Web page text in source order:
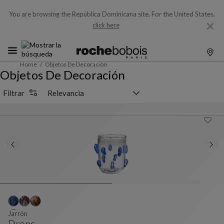
You are browsing the República Dominicana site. For the United States,
click here
Home Objetos De Decoración
Objetos De Decoración
Filtrar
Jarrón